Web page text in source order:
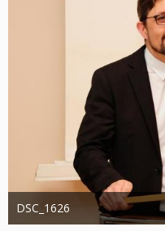
DSC_1626
Administrator
20. August 2019